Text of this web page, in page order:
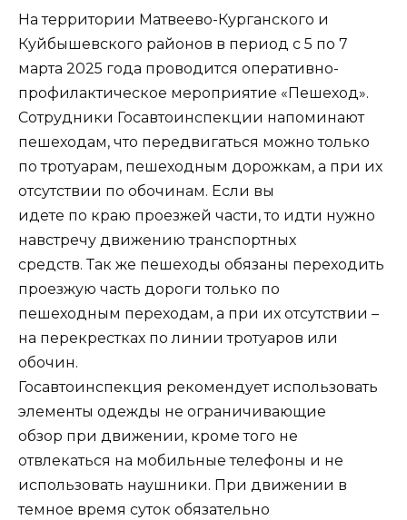
На территории Матвеево-Курганского и
Куйбышевского районов в период с 5 по 7
марта 2025 года проводится оперативно-
профилактическое мероприятие «Пешеход».
Сотрудники Госавтоинспекции напоминают
пешеходам, что передвигаться можно только
по тротуарам, пешеходным дорожкам, а при их
отсутствии по обочинам. Если вы
идете по краю проезжей части, то идти нужно
навстречу движению транспортных
средств. Так же пешеходы обязаны переходить
проезжую часть дороги только по
пешеходным переходам, а при их отсутствии –
на перекрестках по линии тротуаров или
обочин.
Госавтоинспекция рекомендует использовать
элементы одежды не ограничивающие
обзор при движении, кроме того не
отвлекаться на мобильные телефоны и не
использовать наушники. При движении в
темное время суток обязательно